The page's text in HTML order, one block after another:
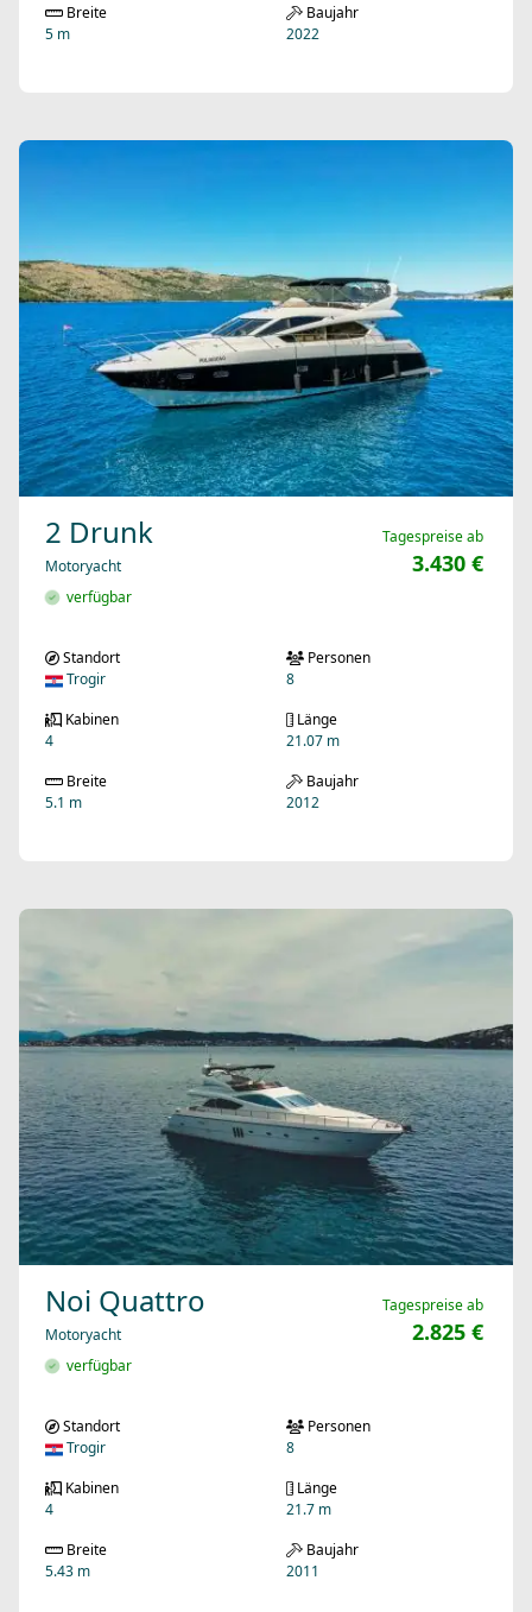
Breite
5 m
Baujahr
2022
2 Drunk
Motoryacht
verfügbar
Tagespreise ab
3.430 €
Standort
Trogir
Personen
8
Kabinen
4
Länge
21.07 m
Breite
5.1 m
Baujahr
2012
Noi Quattro
Motoryacht
verfügbar
Tagespreise ab
2.825 €
Standort
Trogir
Personen
8
Kabinen
4
Länge
21.7 m
Breite
5.43 m
Baujahr
2011